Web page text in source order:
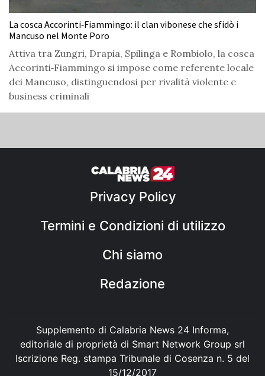
La cosca Accorinti‑Fiammingo: il clan vibonese che sfidò i
Mancuso nel Monte Poro
Attiva tra Zungri, Drapia, Spilinga e Rombiolo, la cosca
Accorinti‑Fiammingo si impose come referente locale
dei Mancuso, distinguendosi per rivalità violente e
business criminali
Privacy Policy
Termini e Condizioni di utilizzo
Chi siamo
Redazione
Supplemento di Calabria News 24 Informa,
editoriale di proprietà di Smart Network Group srl
Iscrizione Reg. stampa Tribunale di Cosenza n. 5 del
15/12/2017